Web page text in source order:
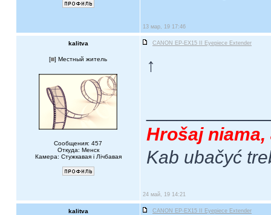
13 мар, 19 17:46
kalitva CANON EP-EX15 II Eyepiece Extender
[ ] Местный житель
Сообщения: 457
Откуда: Менск
Камера: Стужкавая i Лічбавая
↑
Hrošaj
Kab ubačyć
24 май, 19 14:21
kalitva CANON EP-EX15 II Eyepiece Extender